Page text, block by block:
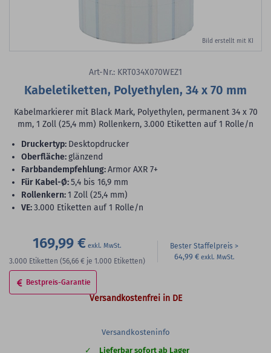
Bild erstellt mit KI
Art-Nr.: KRT034X070WEZ1
Kabeletiketten, Polyethylen, 34 x 70 mm
Kabelmarkierer mit Black Mark, Polyethylen, permanent 34 x 70
mm, 1 Zoll (25,4 mm) Rollenkern, 3.000 Etiketten auf 1 Rolle/n
Druckertyp: Desktopdrucker
Oberfläche:glänzend
Farbbandempfehlung:Armor AXR 7+
für Kabel-Ø:5,4 bis 16,9 mm
Rollenkern:1 Zoll (25,4 mm)
VE:3.000 Etiketten auf 1 Rolle/n
169,99 €
3.000 Etiketten (56,66 € je 1.000 Etiketten)
Bester Staffelpreis
64,99 €
Bestpreis-Garantie
Versandkostenfrei in DE
Versandkosteninfo
Lieferbar sofort ab Lager